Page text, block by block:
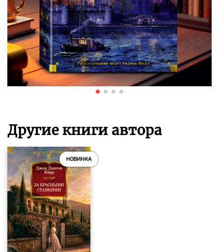
Другие книги автора
НОВИНКА